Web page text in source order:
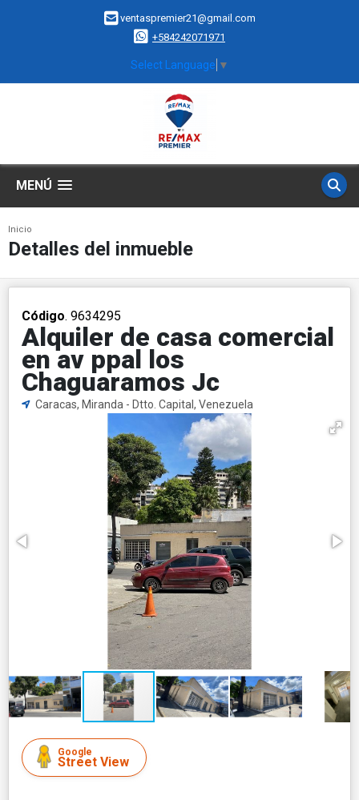
ventaspremier21@gmail.com
+584242071971
Select Language ▼
MENÚ
Inicio
Detalles del inmueble
Código. 9634295
Alquiler de casa comercial
en av ppal los
Chaguaramos Jc
Caracas, Miranda - Dtto. Capital, Venezuela
Google
Street View